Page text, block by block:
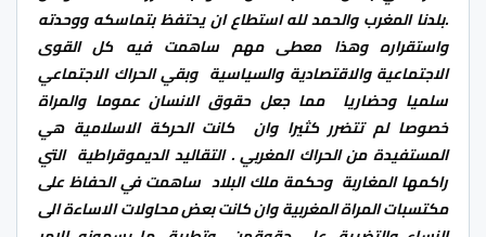
.بلدنا المغرب والحمد لله استطاع ان يحتفظ بتماسكه ووحدته
واستقراره وهذا معطى مهم ساهمت فيه كل القوى
الاجتماعية والاقتصادية والسياسية وبقي الحراك الاجتماعي
سلميا وحضاريا مما جعل حقوق الانسان عموما والمراة
خصوصا لم تتضرر كثيرا وان كانت الحركة الاسلامية هي
المستفيدة من الحراك المغربي . التقاليد الديموقراطية التي
راكمها المغاربة وحكمة ملك البلاد ساهمت في الحفاظ على
مكتسبات المراة المغربية وان كانت بعض محاولات الاساءة الى